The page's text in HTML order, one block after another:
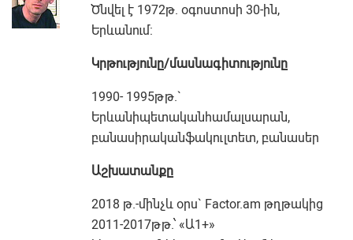
Ծնվել է 1972թ. օգոստոսի 30-ին,
Երևանում:
Կրթությունը/մասնագիտությունը
1990- 1995թթ.`
Երևանիպետականհամալսարան,
բանասիրականֆակուլտետ, բանասեր
Աշխատանքը
2018 թ.-մինչև օրս` Factor.am թղթակից
2011-2017թթ.՝ «Ա1+»